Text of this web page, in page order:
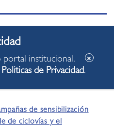
de las Personas
de sensibilización
de ciclovías y el
portal institucional,
Politicas de Privacidad.